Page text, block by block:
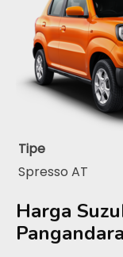
Tipe
Spresso AT
Harga